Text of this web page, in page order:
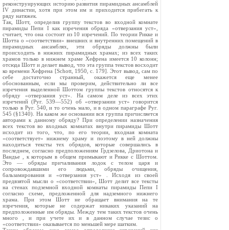
реконструирующих историю развития пирамидных ансамблей
IV династии, хотя при этом им и приходится прибегать к
ряду натяжек.
Так, Шотт, определив группу текстов во входной комнате
пирамиды Пепи I как изречения обряда «отверзания уст»,
считает, что она состоит из 10 изречений. По теории Рикке и
Шотта о «соответствии» внешних и внутренних помещений в
пирамидных ансамблях, эти обряды должны были
происходить в нижних пирамидных храмах; из всех таких
храмов только в нижнем храме Хефрена имеется 10 колонн;
отсюда Шотт и делает вывод, что эта группа текстов восходит
ко времени Хефрена [Schott, 1950, с. 179]. Этот вывод, сам по
себе достаточно странный, окажется еще менее
обоснованным, если мы проверим, действительно ли все
изречения выделенной Шоттом группы текстов относятся к
обряду «отверзания уст». На самом деле из всех этих
изречений (Руг. 539—552) об «отверзании уст» говорится
только в Руг. 540, и то очень мало, и в одном параграфе Руг.
545 (§1340). На каком же основании вся группа причисляется
авторами к данному обряду? При определении назначения
всех текстов во входных комнатах внутри пирамиды Шотт
исходит из того, что, по его теории, входная комната
«соответствует» нижнему храму и поэтому в ней должны
находиться тексты тех обрядов, которые совершались в
последнем, согласно предположениям Грдзелова, Дриотона и
Вандье , к которым в общем примыкают и Рикке с Шоттом.
Это — обряды причаливания лодок с телом царя и
сопровождавшими его людьми, обряды очищения,
бальзамирования и «отверзания уст» . Исходя из своей
предвзятой мысли о «соответствии», Шотт делит все тексты
на стенах подземной входной комнаты пирамиды Пепи I
согласно схеме, предложенной для надземного нижнего
храма. При этом Шотт не обращает внимания на те
изречения, которые не содержат никаких указаний на
предположенные им обряды. Между тем таких текстов очень
много , и при учете их и в данном случае тезис о
«соответствии» оказывается по меньшей мере шатким.